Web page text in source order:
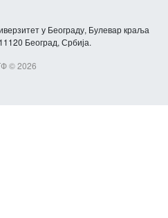
у Београду, Булевар краља
Београд, Србија.
© 2026